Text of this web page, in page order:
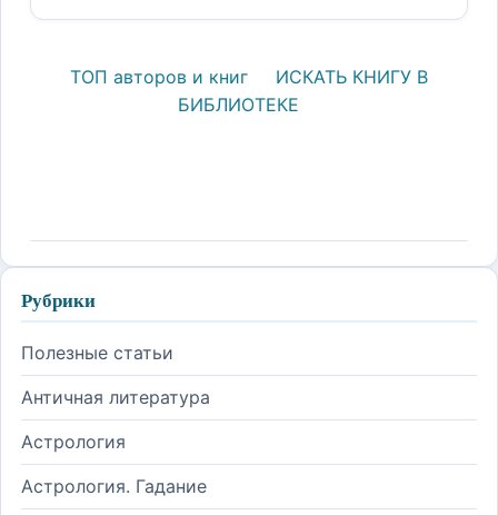
ТОП авторов и книг
ИСКАТЬ КНИГУ В
БИБЛИОТЕКЕ
Рубрики
Полезные статьи
Античная литература
Астрология
Астрология. Гадание